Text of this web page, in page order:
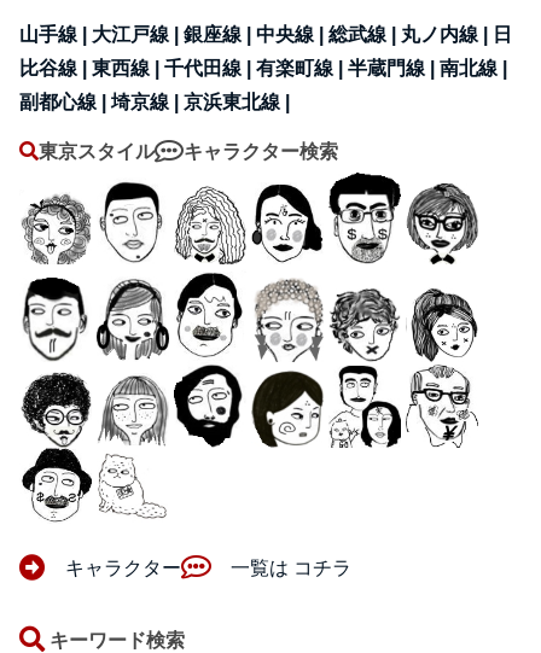
山手線 | 大江戸線 |銀座線 |中央線 |総武線 | 丸ノ内線 |
日
比谷線 |東西線 |千代田線 |有楽町線 |半蔵門線 |南北線 |
副都心線 |埼京線 |京浜東北線 |
東京スタイル キャラクター検索
キャラクター 一覧は コチラ
キーワード検索